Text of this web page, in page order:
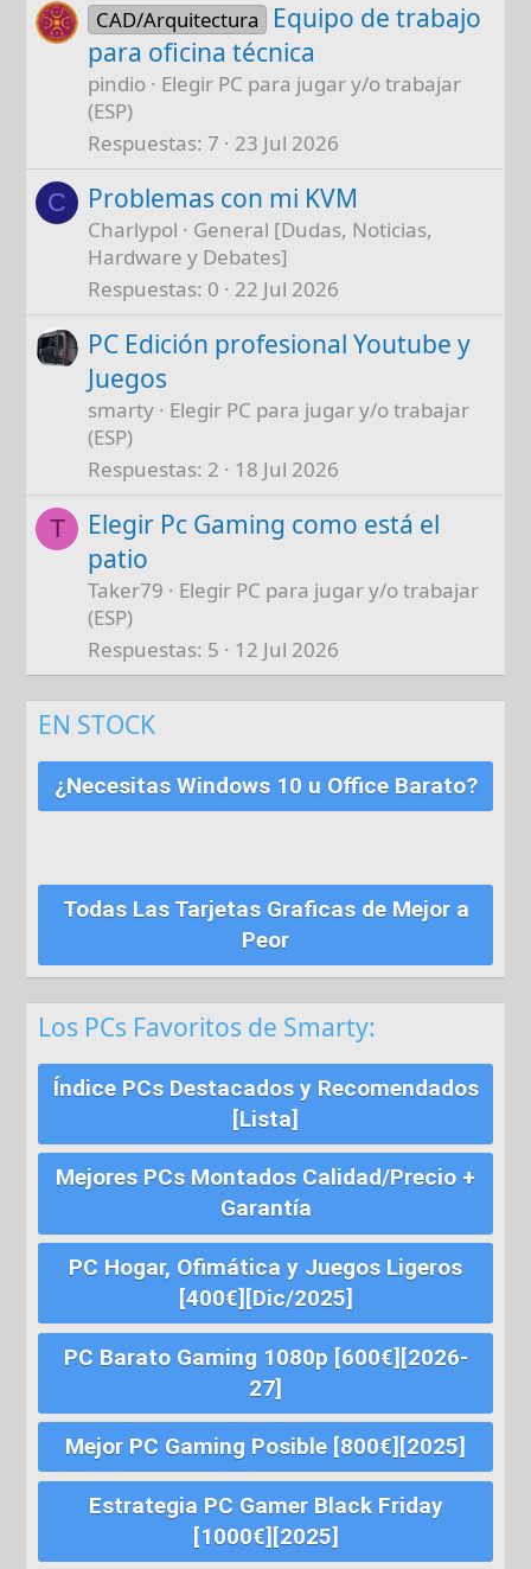
CAD/Arquitectura
Equipo de trabajo
para oficina técnica
pindio
Elegir PC para jugar y/o trabajar
(ESP)
Respuestas 7 23 Jul 2026
C Problemas con mi KVM
Charlypol
General [Dudas, Noticias,
Hardware y Debates]
Respuestas 0 22 Jul 2026
PC Edición profesional Youtube y
Juegos
smarty
Elegir PC para jugar y/o trabajar
(ESP)
Respuestas 2 18 Jul 2026
T
Elegir Pc Gaming como está el
patio
Taker79
Elegir PC para jugar y/o trabajar
(ESP)
Respuestas 5 12 Jul 2026
EN STOCK
¿Necesitas Windows 10 u Office Barato?
Todas Las Tarjetas Graficas de Mejor a
Peor
Los PCs Favoritos de Smarty:
Índice PCs Destacados y Recomendados
[Lista]
Mejores PCs Montados Calidad/Precio +
Garantía
PC Hogar, Ofimática y Juegos Ligeros
[400€][Dic/2025]
PC Barato Gaming 1080p [600€][2026-
27]
Mejor PC Gaming Posible [800€][2025]
Estrategia PC Gamer Black Friday
[1000€][2025]